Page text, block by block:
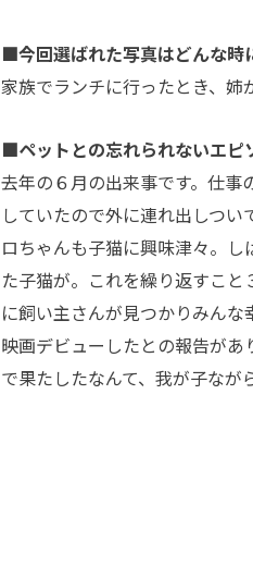
■今回選ばれた写真はどんな時
家族でランチに行ったとき、姉
■ペットとの忘れられないエピ
去年の６月の出来事です。仕
していたので外に連れ出しつ
ロちゃんも子猫に興味津々。
た子猫が。これを繰り返すこ
に飼い主さんが見つかりみん
映画デビューしたとの報告が
で果たしたなんて、我が子なが